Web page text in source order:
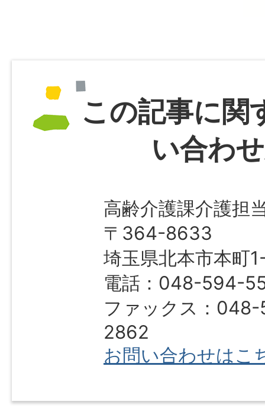
この記事に関
い合わ
高齢介護課介護担
〒364-8633
埼玉県北本市本町
電話：048-594-
ファックス：
2862
お問い合わせはこ